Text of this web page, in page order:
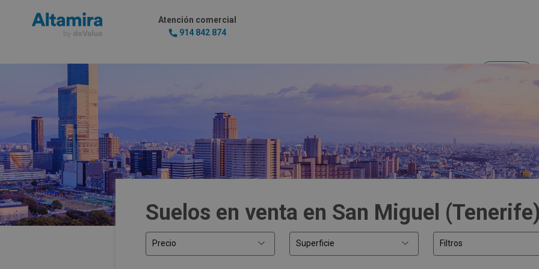
Atención comercial
914 842 874
Suelos en venta en San Miguel
Precio Superficie Filtros